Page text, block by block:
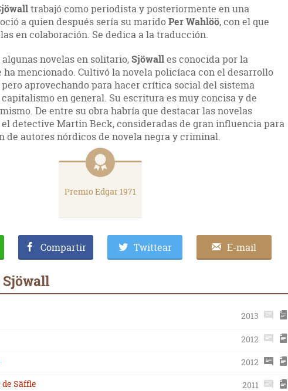
trabajó como periodista y posteriormente en una
a quien después sería su maridoPer Wahlöö, con el que
en colaboración. Se dedica a la traducción.
novelas en solitario,Sjöwalles conocida por la
ha mencionado. Cultivó la novela policíaca con el desarrollo
aprovechando para hacer crítica social del sistema
en general. Su escritura es muy concisa y de
De entre su obra habría que destacar las novelas
detective Martin Beck, consideradas de gran influencia para
de autores nórdicos de novela negra y criminal.
Premio Edgar 1971
Compartir Twittear E-mail
2013
2012
2012
Säffle
2011